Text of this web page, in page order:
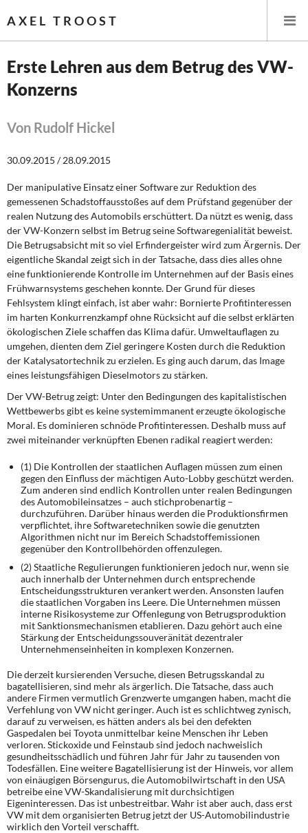
AXEL TROOST
Startseite
Themen
Leitlinien linker Wirtschafts- und Finanzpolitik
Wirtschaftspolitik
Steuer- und Finanzpolitik
Öffentliche Infrastruktur und Daseinsvorsorge
Eurokrise und Griechenland
DIE LINKE
Weitere Themen
Memo-Gruppe
Institut Solidarische Moderne
Rosa-Luxemburg-Stiftung
Über mich
Kontakt
Erste Lehren aus dem Betrug des VW-
Konzerns
Von Rudolf Hickel
30.09.2015 / 28.09.2015
Der manipulative Einsatz einer Software zur Reduktion des
gemessenen Schadstoffausstoßes auf dem Prüfstand gegenüber der
realen Nutzung des Automobils erschüttert. Da nützt es wenig, dass
der VW-Konzern selbst im Betrug seine Softwaregenialität beweist.
Die Betrugsabsicht mit so viel Erfindergeister wird zum Ärgernis. Der
eigentliche Skandal zeigt sich in der Tatsache, dass dies alles ohne
eine funktionierende Kontrolle im Unternehmen auf der Basis eines
Frühwarnsystems geschehen konnte. Der Grund für dieses
Fehlsystem klingt einfach, ist aber wahr: Bornierte Profitinteressen
im harten Konkurrenzkampf ohne Rücksicht auf die selbst erklärten
ökologischen Ziele schaffen das Klima dafür. Umweltauflagen zu
umgehen, dienten dem Ziel geringere Kosten durch die Reduktion
der Katalysatortechnik zu erzielen. Es ging auch darum, das Image
eines leistungsfähigen Dieselmotors zu stärken.
Der VW-Betrug zeigt: Unter den Bedingungen des kapitalistischen
Wettbewerbs gibt es keine systemimmanent erzeugte ökologische
Moral. Es dominieren schnöde Profitinteressen. Deshalb muss auf
zwei miteinander verknüpften Ebenen radikal reagiert werden:
(1) Die Kontrollen der staatlichen Auflagen müssen zum einen
gegen den Einfluss der mächtigen Auto-Lobby geschützt werden.
Zum anderen sind endlich Kontrollen unter realen Bedingungen
des Automobileinsatzes – auch stichprobenartig –
durchzuführen. Darüber hinaus werden die Produktionsfirmen
verpflichtet, ihre Softwaretechniken sowie die genutzten
Algorithmen nicht nur im Bereich Schadstoffemissionen
gegenüber den Kontrollbehörden offenzulegen.
(2) Staatliche Regulierungen funktionieren jedoch nur, wenn sie
auch innerhalb der Unternehmen durch entsprechende
Entscheidungsstrukturen verankert werden. Ansonsten laufen
die staatlichen Vorgaben ins Leere. Die Unternehmen müssen
interne Risikosysteme zur Offenlegung von Betrugsproduktion
mit Sanktionsmechanismen etablieren. Dazu gehört auch eine
Stärkung der Entscheidungssouveränität dezentraler
Unternehmenseinheiten in komplexen Konzernen.
Die derzeit kursierenden Versuche, diesen Betrugsskandal zu
bagatellisieren, sind mehr als ärgerlich. Die Tatsache, dass auch
andere Firmen vermutlich Grenzwerte umgangen haben, macht die
Verfehlung von VW nicht geringer. Auch ist es schlichtweg zynisch,
darauf zu verweisen, es hätten anders als bei den defekten
Gaspedalen bei Toyota unmittelbar keine Menschen ihr Leben
verloren. Stickoxide und Feinstaub sind jedoch nachweislich
gesundheitsschädlich und führen Jahr für Jahr zu tausenden von
Todesfällen. Eine weitere Bagatellisierung ist der Hinweis, vor allem
von einäugigen Börsengurus, die Automobilwirtschaft in den USA
betreibe eine VW-Skandalisierung mit durchsichtigen
Eigeninteressen. Das ist unbestreitbar. Wahr ist aber auch, dass erst
VW mit dem organisierten Betrug jetzt der US-Automobilindustrie
wirklich den Vorteil verschafft.